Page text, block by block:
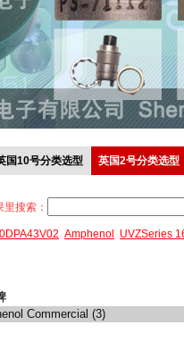
国10号分类选型 英国2号分类选型
搜索：
Amphenol UVZSeries